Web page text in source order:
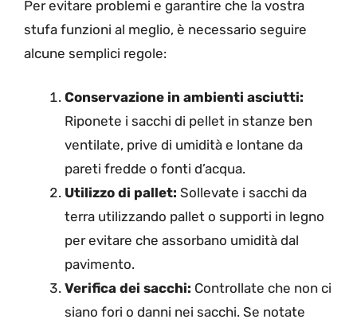
Per evitare problemi e garantire che la vostra
stufa funzioni al meglio, è necessario seguire
alcune semplici regole:
Conservazione in ambienti asciutti:
Riponete i sacchi di pellet in stanze ben
ventilate, prive di umidità e lontane da
pareti fredde o fonti d’acqua.
Utilizzo di pallet: Sollevate i sacchi da
terra utilizzando pallet o supporti in legno
per evitare che assorbano umidità dal
pavimento.
Verifica dei sacchi: Controllate che non ci
siano fori o danni nei sacchi. Se notate